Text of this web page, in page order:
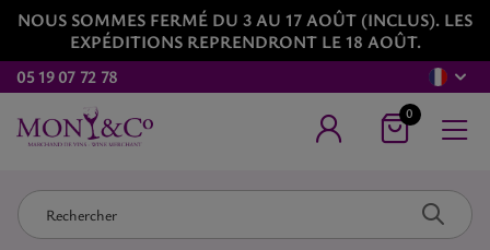
NOUS SOMMES FERMÉ DU 3 AU 17 AOÛT (INCLUS). LES
EXPÉDITIONS REPRENDRONT LE 18 AOÛT.
05 19 07 72 78
0